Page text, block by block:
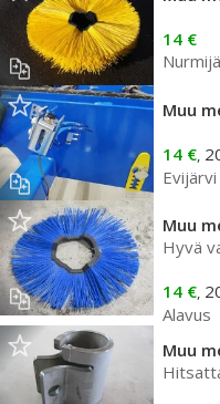
14 €
14 €,
Evijärvi
Hyvä
14 €,
Alavus
Muu